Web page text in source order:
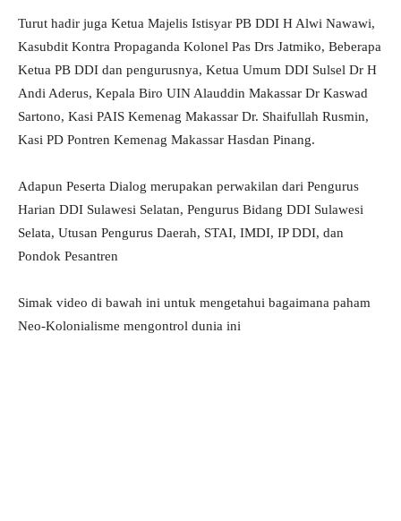
Turut hadir juga Ketua Majelis Istisyar PB DDI H Alwi Nawawi,
Kasubdit Kontra Propaganda Kolonel Pas Drs Jatmiko, Beberapa
Ketua PB DDI dan pengurusnya, Ketua Umum DDI Sulsel Dr H
Andi Aderus, Kepala Biro UIN Alauddin Makassar Dr Kaswad
Sartono, Kasi PAIS Kemenag Makassar Dr. Shaifullah Rusmin,
Kasi PD Pontren Kemenag Makassar Hasdan Pinang.
Adapun Peserta Dialog merupakan perwakilan dari Pengurus
Harian DDI Sulawesi Selatan, Pengurus Bidang DDI Sulawesi
Selata, Utusan Pengurus Daerah, STAI, IMDI, IP DDI, dan
Pondok Pesantren
Simak video di bawah ini untuk mengetahui bagaimana paham
Neo-Kolonialisme mengontrol dunia ini